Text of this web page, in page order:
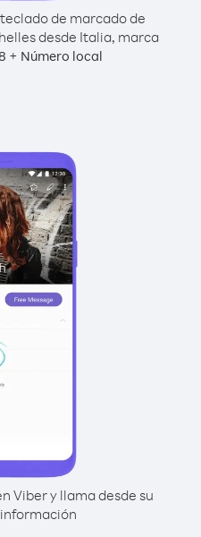
de marcado de
desde Italia, marca
+ Número local
Viber y llama desde su